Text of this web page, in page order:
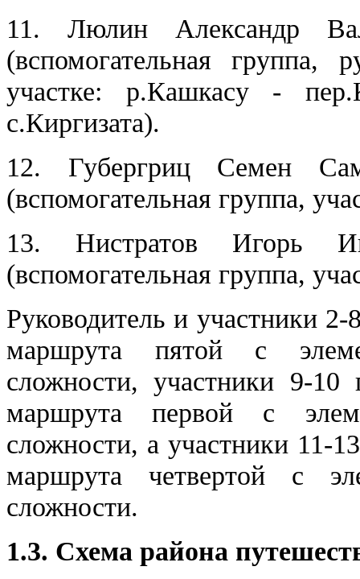
11. Люлин Александр
(вспомогательная группа,
участке: р.Кашкасу -
с.Киргизата).
12. Губергриц Семен
(вспомогательная группа,
13. Нистратов Игорь
(вспомогательная группа,
Руководитель и участники
маршрута пятой с
сложности, участники 9-10
маршрута первой с
сложности, а участники 11-
маршрута четвертой с
сложности.
1.3. Схема района